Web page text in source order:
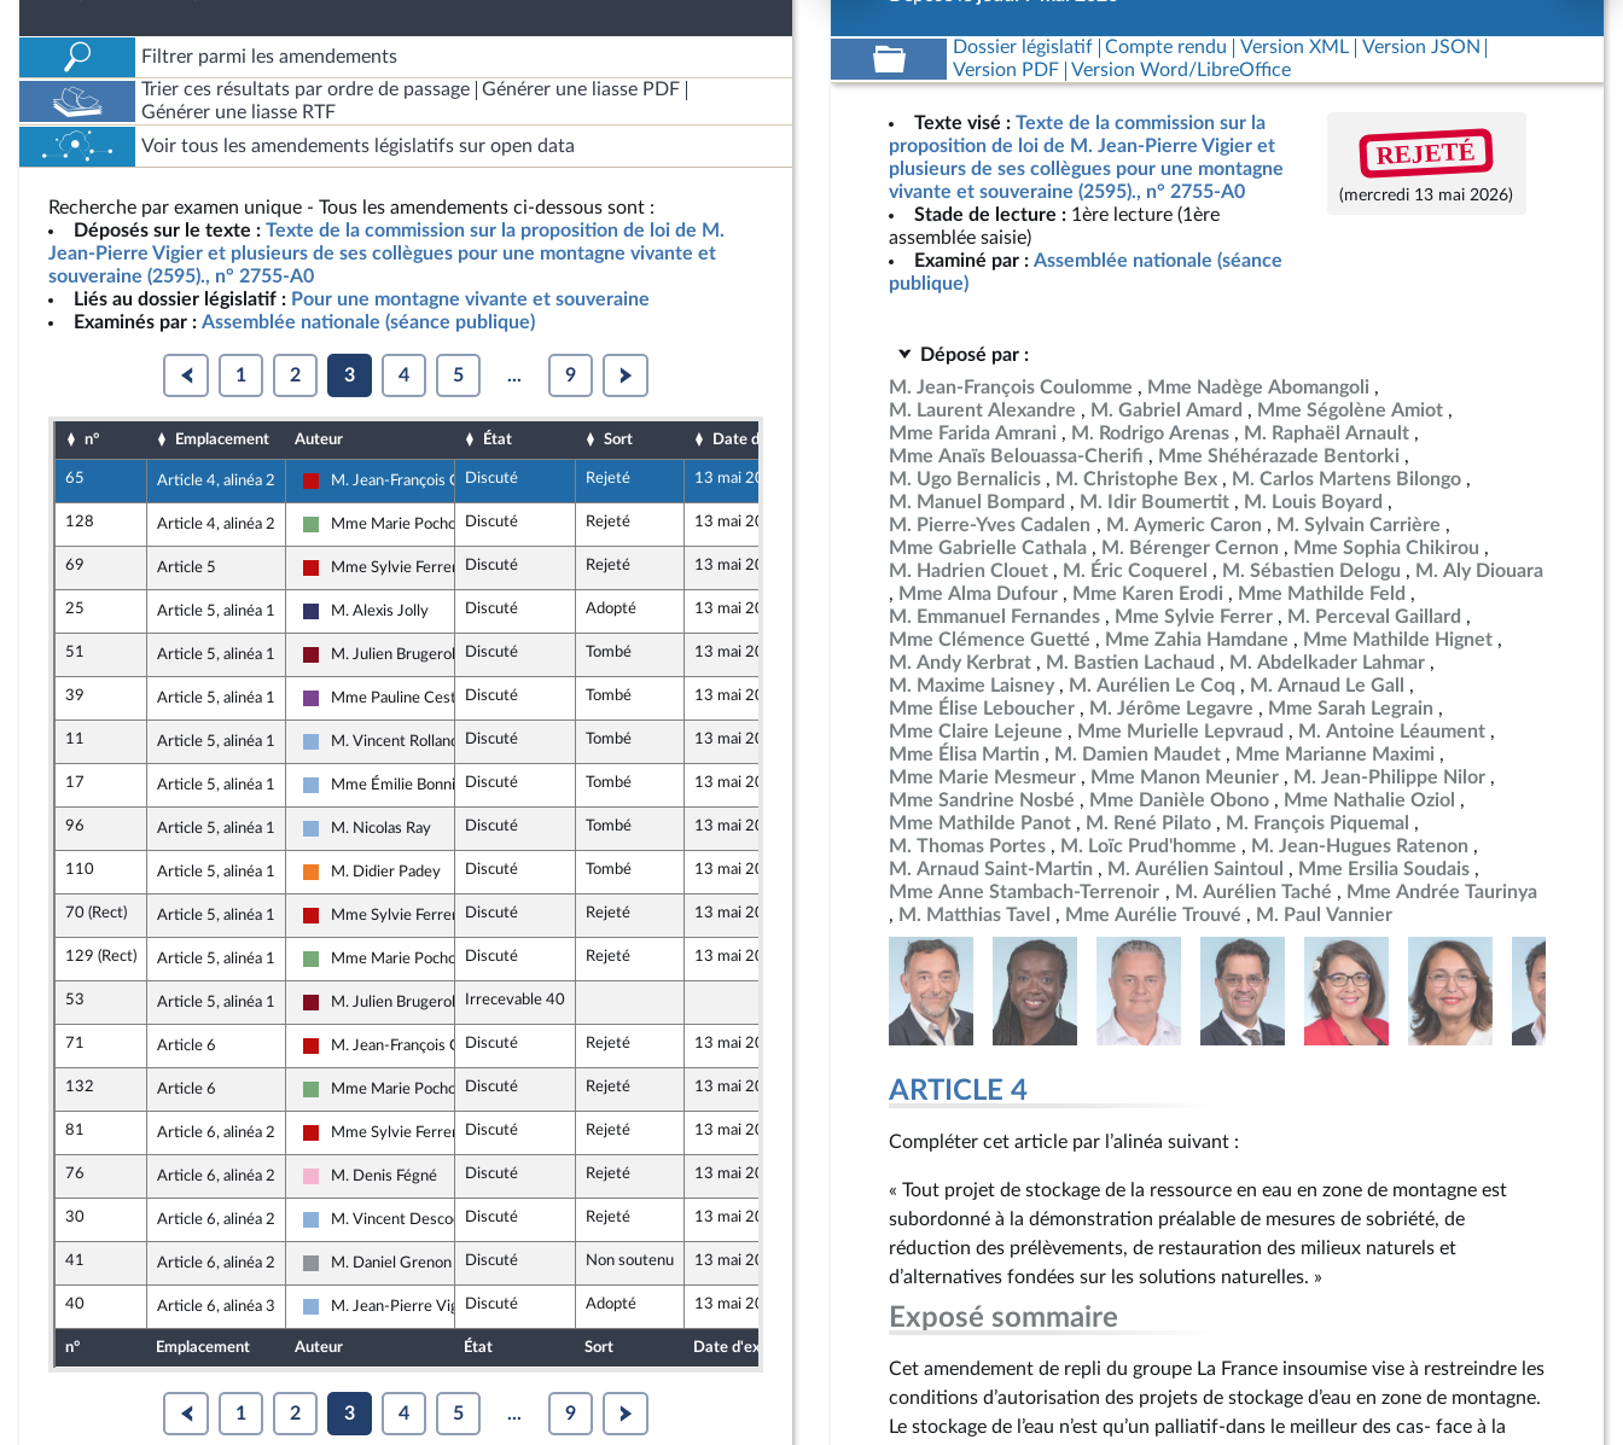
Filtrer parmi les amendements
Trier ces résultats par ordre de passage
Générer une liasse PDF
Générer une liasse RTF
Voir tous les amendements législatifs sur open data
Recherche par examen unique - Tous les amendements ci-dessous sont :
Déposés sur le texte : Texte de la commission sur la proposition de loi de M.
Jean-Pierre Vigier et plusieurs de ses collègues pour une montagne vivante et
souveraine (2595)., n° 2755-A0
Liés au dossier législatif : Pour une montagne vivante et souveraine
Examinés par : Assemblée nationale (séance publique)
1 2 3 4 5 ... 9
n° Emplacement Auteur État Sort Date d'examen Date de dépôt
65 Article 4, alinéa 2
La France insoumise - Nouveau Front Populaire
M. Jean-François Coulomme
Discuté Rejeté 13 mai 2026 7 mai 2026
128 Article 4, alinéa 2
Écologiste et Social
Mme Marie Pochon Discuté Rejeté 13 mai 2026 7 mai 2026
69 Article 5
La France insoumise - Nouveau Front Populaire
Mme Sylvie Ferrer Discuté Rejeté 13 mai 2026 7 mai 2026
25 Article 5, alinéa 1
Rassemblement National
M. Alexis Jolly Discuté Adopté 13 mai 2026 7 mai 2026
51 Article 5, alinéa 1
Gauche Démocrate et Républicaine
M. Julien BrugerollesDiscuté Tombé 13 mai 2026 7 mai 2026
39 Article 5, alinéa 1
Ensemble pour la République
Mme Pauline Cestrières
Discuté Tombé 13 mai 2026 7 mai 2026
11 Article 5, alinéa 1
Droite Républicaine
M. Vincent Rolland Discuté Tombé 13 mai 2026 7 mai 2026
17 Article 5, alinéa 1
Droite Républicaine
Mme Émilie BonnivardDiscuté Tombé 13 mai 2026 7 mai 2026
96 Article 5, alinéa 1
Droite Républicaine
M. Nicolas Ray Discuté Tombé 13 mai 2026 7 mai 2026
110 Article 5, alinéa 1
Les Démocrates
M. Didier Padey Discuté Tombé 13 mai 2026 7 mai 2026
70 (Rect) Article 5, alinéa 1
La France insoumise - Nouveau Front Populaire
Mme Sylvie Ferrer Discuté Rejeté 13 mai 2026 7 mai 2026
129 (Rect) Article 5, alinéa 1
Écologiste et Social
Mme Marie Pochon Discuté Rejeté 13 mai 2026 7 mai 2026
53 Article 5, alinéa 1
Gauche Démocrate et Républicaine
M. Julien BrugerollesIrrecevable 40 7 mai 2026
71 Article 6
La France insoumise - Nouveau Front Populaire
M. Jean-François Coulomme
Discuté Rejeté 13 mai 2026 7 mai 2026
132 Article 6
Écologiste et Social
Mme Marie Pochon Discuté Rejeté 13 mai 2026 7 mai 2026
81 Article 6, alinéa 2
La France insoumise - Nouveau Front Populaire
Mme Sylvie Ferrer Discuté Rejeté 13 mai 2026
76 Article 6, alinéa 2
Socialistes et apparentés
M. Denis Fégné Discuté Rejeté 13 mai 2026
30 Article 6, alinéa 2
Droite Républicaine
M. Vincent DescoeurDiscuté Rejeté 13 mai 2026 7 mai 2026
41 Article 6, alinéa 2
Non inscrit
M. Daniel Grenon Discuté Non soutenu 13 mai 2026
40 Article 6, alinéa 3
Droite Républicaine
M. Jean-Pierre VigierDiscuté Adopté 13 mai 2026 7 mai 2026
n° Emplacement Auteur État Sort Date d'examen
1 2 3 4 5 ... 9
Dossier législatif Compte rendu Version XML
Version JSON
Version PDF
Version Word/LibreOffice
Texte visé : Texte de la commission sur la
proposition de loi de M. Jean-Pierre Vigier et
plusieurs de ses collègues pour une montagne
vivante et souveraine (2595)., n° 2755-A0
Stade de lecture : 1ère lecture (1ère
assemblée saisie)
Examiné par : Assemblée nationale (séance
publique)
REJETÉ
(mercredi 13 mai 2026)
Déposé par :
M. Jean-François Coulomme
Mme Nadège Abomangoli
M. Laurent Alexandre
M. Gabriel Amard
Mme Ségolène Amiot
Mme Farida Amrani
M. Rodrigo Arenas
M. Raphaël Arnault
Mme Anaïs Belouassa-Cherifi
Mme Shéhérazade Bentorki
M. Ugo Bernalicis
M. Christophe Bex
M. Carlos Martens Bilongo
M. Manuel Bompard
M. Idir Boumertit
M. Louis Boyard
M. Pierre-Yves Cadalen
M. Aymeric Caron
M. Sylvain Carrière
Mme Gabrielle Cathala
M. Bérenger Cernon
Mme Sophia Chikirou
M. Hadrien Clouet
M. Éric Coquerel M. Sébastien Delogu
M. Aly Diouara
Mme Alma Dufour
Mme Karen Erodi
Mme Mathilde Feld
M. Emmanuel Fernandes
Mme Sylvie Ferrer
M. Perceval Gaillard
Mme Clémence Guetté
Mme Zahia Hamdane
Mme Mathilde Hignet
M. Andy Kerbrat
M. Bastien Lachaud
M. Abdelkader Lahmar
M. Maxime Laisney
M. Aurélien Le Coq
M. Arnaud Le Gall
Mme Élise Leboucher
M. Jérôme Legavre
Mme Sarah Legrain
Mme Claire Lejeune
Mme Murielle Lepvraud
M. Antoine Léaument
Mme Élisa Martin
M. Damien Maudet
Mme Marianne Maximi
Mme Marie Mesmeur
Mme Manon Meunier
M. Jean-Philippe Nilor
Mme Sandrine Nosbé
Mme Danièle Obono
Mme Nathalie Oziol
Mme Mathilde Panot
M. René Pilato
M. François Piquemal
M. Thomas Portes
M. Loïc Prud'homme
M. Jean-Hugues Ratenon
M. Arnaud Saint-Martin
M. Aurélien Saintoul
Mme Ersilia Soudais
Mme Anne Stambach-Terrenoir
M. Aurélien Taché
Mme Andrée Taurinya
M. Matthias Tavel
Mme Aurélie Trouvé M. Paul Vannier
ARTICLE 4
Compléter cet article par l’alinéa suivant :
« Tout projet de stockage de la ressource en eau en zone de montagne est
subordonné à la démonstration préalable de mesures de sobriété, de
réduction des prélèvements, de restauration des milieux naturels et
d’alternatives fondées sur les solutions naturelles. »
Exposé sommaire
Cet amendement de repli du groupe La France insoumise vise à restreindre les
conditions d’autorisation des projets de stockage d’eau en zone de montagne.
Le stockage de l’eau n’est qu’un palliatif-dans le meilleur des cas- face à la